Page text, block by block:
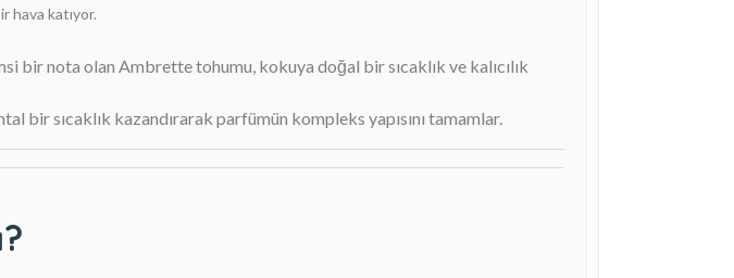
hava katıyor.
bir nota olan Ambrette tohumu, kokuya doğal bir sıcaklık ve kalıcılık
bir sıcaklık kazandırarak parfümün kompleks yapısını tamamlar.